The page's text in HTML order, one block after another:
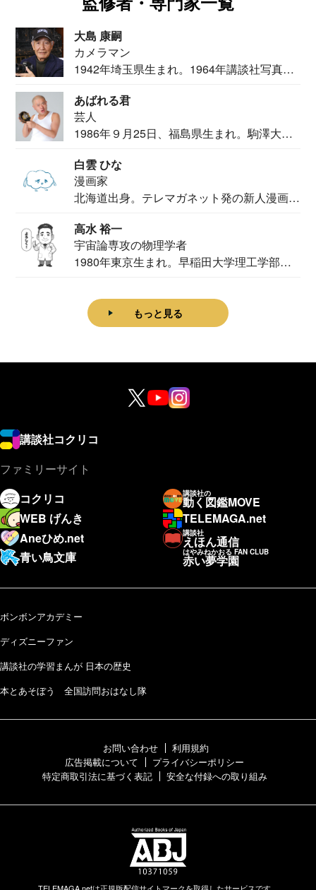
大島 康嗣
カメラマン
1942年埼玉県生まれ。1964年講談社写真部
あばれる君
芸人
1986年９月25日、福島県生まれ。駒澤大学
白雲 ひな
漫画家
北海道出身。テレマガネット発の新人漫画
高水 裕一
宇宙論専攻の物理学者
1980年東京生まれ。早稲田大学理工学部物
もっと見る
講談社コクリコ
ファミリーサイト
コクリコ
講談社の
動く図鑑MOVE
WEB げんき
TELEMAGA.net
Aneひめ.net
講談社
えほん通信
青い鳥文庫
はやみねかおる FAN CLUB
赤い夢学園
ボンボンアカデミー
ディズニーファン
講談社の学習まんが 日本の歴史
本とあそぼう 全国訪問おはなし隊
お問い合わせ
利用規約
広告掲載について
プライバシーポリシー
特定商取引法に基づく表記
安全な付録への取り組み